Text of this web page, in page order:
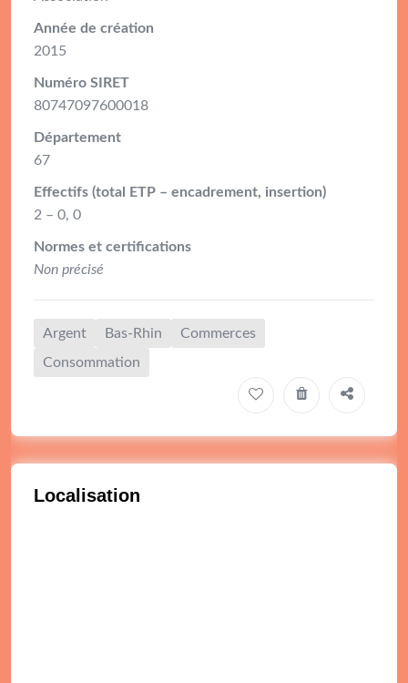
Année de création
2015
Numéro SIRET
80747097600018
Département
67
Effectifs (total ETP – encadrement, insertion)
2 – 0, 0
Normes et certifications
Non précisé
Argent Bas-Rhin
Commerces
Consommation
Localisation